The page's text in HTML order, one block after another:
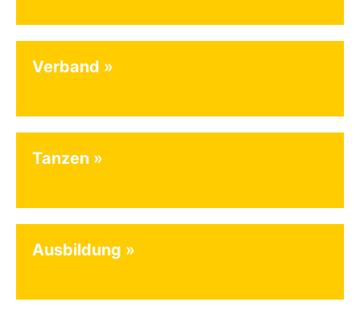
Verband
Tanzen
Ausbildung